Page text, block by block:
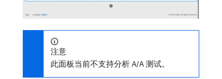
注意
此面板当前不支持分析 A/A 测试。